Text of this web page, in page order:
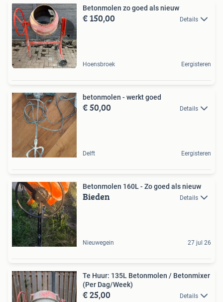
Betonmolen zo goed als nieuw
€ 150,00 Details
Hoensbroek Eergisteren
betonmolen - werkt goed
€ 50,00 Details
Delft Eergisteren
Betonmolen 160L - Zo goed als nieuw
Bieden Details
Nieuwegein 27 jul 26
Te Huur: 135L Betonmolen / Betonmixer
(Per Dag/Week)
€ 25,00 Details